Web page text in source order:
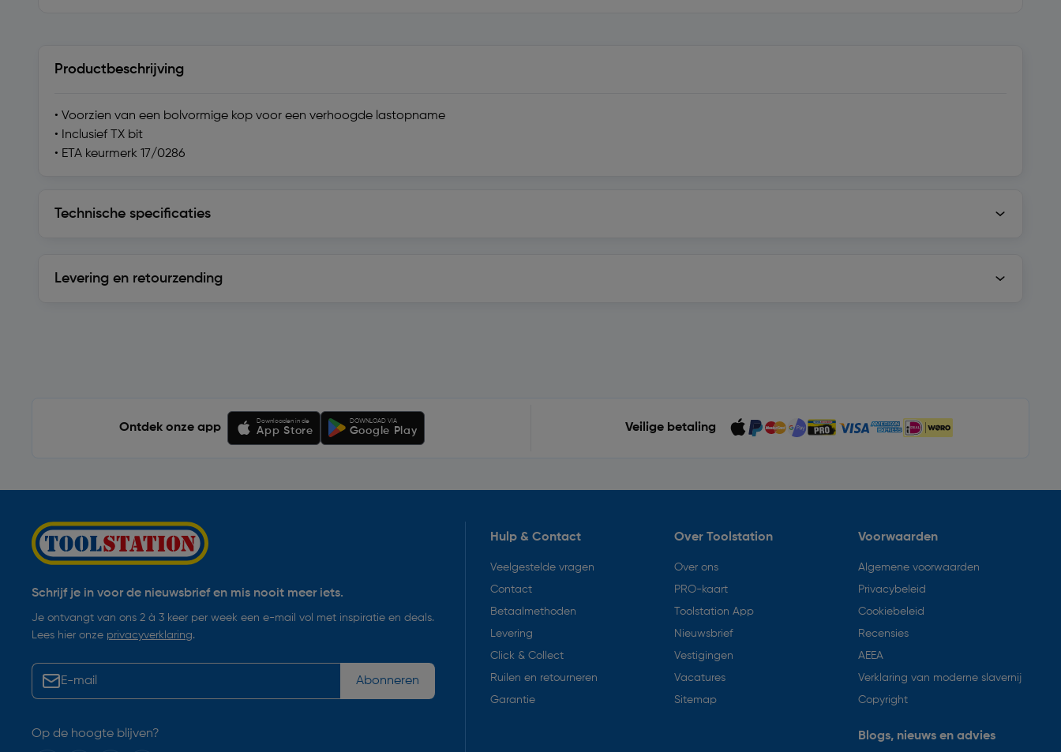
Productbeschrijving
• Voorzien van een bolvormige kop voor een verhoogde lastopname
• Inclusief TX bit
• ETA keurmerk 17/0286
Technische specificaties
Levering en retourzending
Ontdek onze app
Downloaden in de
App Store
DOWNLOAD VIA
Google Play Veilige betaling
Schrijf je in voor de nieuwsbrief en mis nooit meer iets.
Je ontvangt van ons 2 à 3 keer per week een e-mail vol met inspiratie en deals.
Lees hier onze privacyverklaring.
Abonneren
Op de hoogte blijven?
Hulp & Contact
Veelgestelde vragen
Contact
Betaalmethoden
Levering
Click & Collect
Ruilen en retourneren
Garantie
Over Toolstation
Over ons
PRO-kaart
Toolstation App
Nieuwsbrief
Vestigingen
Vacatures
Sitemap
Voorwaarden
Algemene voorwaarden
Privacybeleid
Cookiebeleid
Recensies
AEEA
Verklaring van moderne slavernij
Copyright
Blogs, nieuws en advies